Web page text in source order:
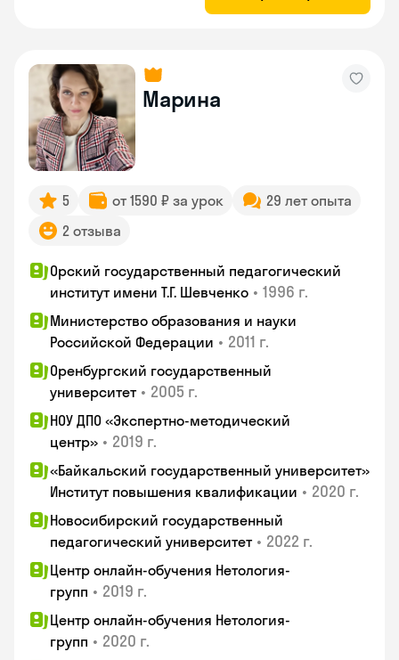
Марина
5 от 1590 ₽ за урок
29 лет опыта
2 отзыва
Орский государственный педагогический
институт имени Т.Г. Шевченко • 1996 г.
Министерство образования и науки
Российской Федерации • 2011 г.
Оренбургский государственный
университет • 2005 г.
НОУ ДПО «Экспертно-методический
центр» • 2019 г.
«Байкальский государственный университет»
Институт повышения квалификации • 2020 г.
Новосибирский государственный
педагогический университет • 2022 г.
Центр онлайн-обучения Нетология-
групп • 2019 г.
Центр онлайн-обучения Нетология-
групп • 2020 г.